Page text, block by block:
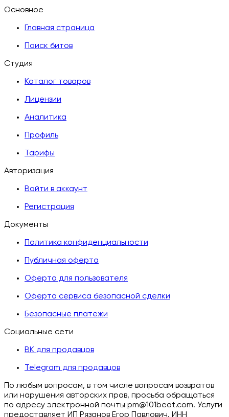
Основное
Главная страница
Поиск битов
Студия
Каталог товаров
Лицензии
Аналитика
Профиль
Тарифы
Авторизация
Войти в аккаунт
Регистрация
Документы
Политика конфиденциальности
Публичная оферта
Оферта для пользователя
Оферта сервиса безопасной сделки
Безопасные платежи
Социальные сети
ВК для продавцов
Telegram для продавцов
По любым вопросам, в том числе вопросам возвратов
или нарушения авторских прав, просьба обращаться
по адресу электронной почты pm@101beat.com. Услуги
предоставляет ИП Рязанов Егор Павлович. ИНН